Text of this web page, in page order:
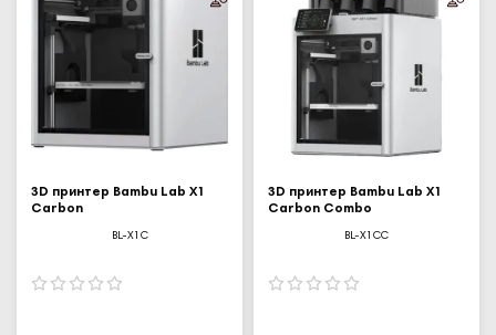
3D принтер Bambu Lab X1
Carbon
BL-X1C
3D принтер Bambu Lab X1
Carbon Combo
BL-X1CC